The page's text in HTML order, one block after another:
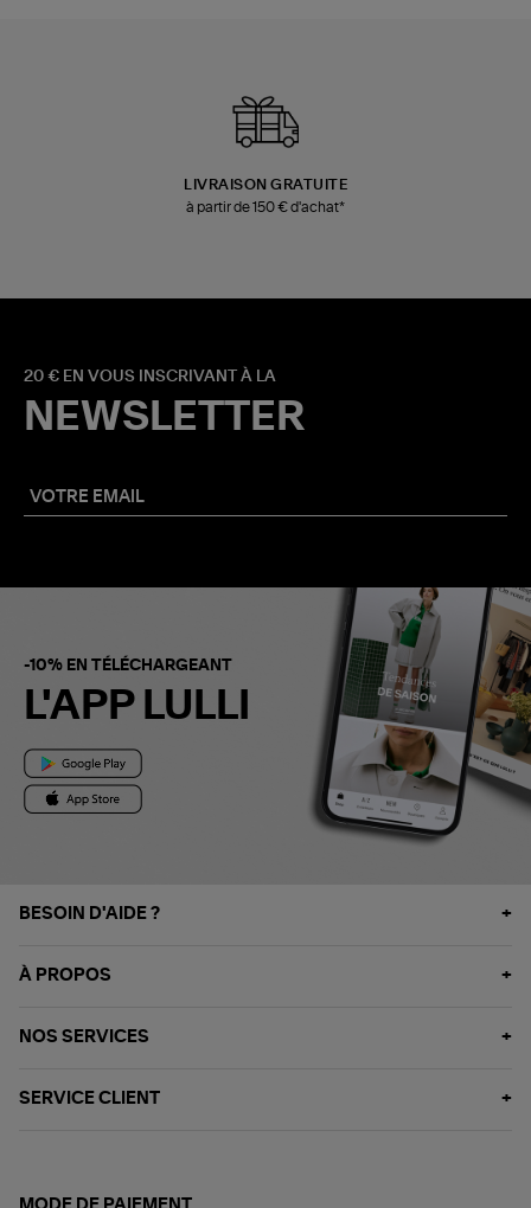
LIVRAISON GRATUITE
à partir de 150 € d'achat*
20 € EN VOUS INSCRIVANT À LA
NEWSLETTER
-10% EN TÉLÉCHARGEANT
L'APP LULLI
BESOIN D'AIDE ?
À PROPOS
NOS SERVICES
SERVICE CLIENT